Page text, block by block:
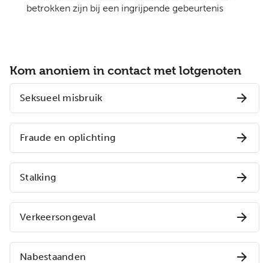
betrokken zijn bij een ingrijpende gebeurtenis
Kom anoniem in contact met lotgenoten
Seksueel misbruik
Fraude en oplichting
Stalking
Verkeersongeval
Nabestaanden